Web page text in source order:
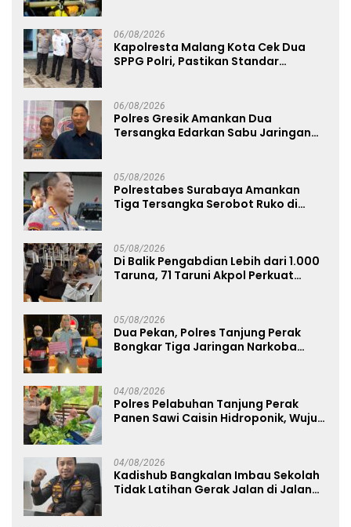
06/08/2026
Kapolresta Malang Kota Cek Dua
SPPG Polri, Pastikan Standar
06/08/2026
Polres Gresik Amankan Dua
Tersangka Edarkan Sabu Jaringan
05/08/2026
Polrestabes Surabaya Amankan
Tiga Tersangka Serobot Ruko di
05/08/2026
Di Balik Pengabdian Lebih dari 1.000
Taruna, 71 Taruni Akpol Perkuat
05/08/2026
Dua Pekan, Polres Tanjung Perak
Bongkar Tiga Jaringan Narkoba
04/08/2026
Polres Pelabuhan Tanjung Perak
Panen Sawi Caisin Hidroponik, Wujud
04/08/2026
Kadishub Bangkalan Imbau Sekolah
Tidak Latihan Gerak Jalan di Jalan